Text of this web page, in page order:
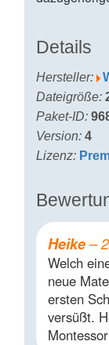
Details
Hersteller:
Dateigröße:
Paket-ID:
Version:4
Lizenz:
Heike–
Welch
neue
ersten
versüßt.